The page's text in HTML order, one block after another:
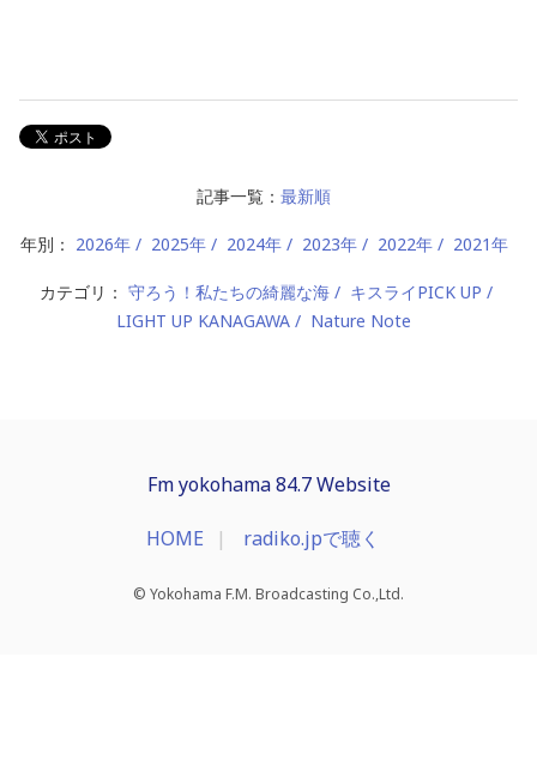
記事一覧： 最新順
年別： 2026年 2025年 2024年 2023年 2022年 2021年
カテゴリ： 守ろう！私たちの綺麗な海
キスライPICK UP
LIGHT UP KANAGAWA
Nature Note
Fm yokohama 84.7 Website
HOME radiko.jpで聴く
© Yokohama F.M. Broadcasting Co.,Ltd.